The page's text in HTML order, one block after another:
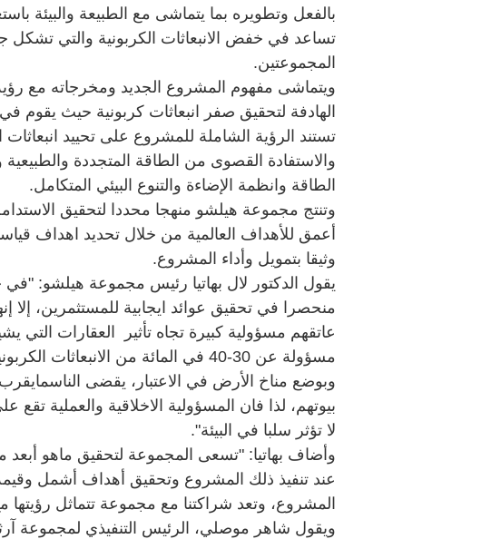
بالفعل وتطويره بما يتماشى مع الطبيعة والبيئة
تساعد في خفض الانبعاثات الكربونية والتي تشكل
المجموعتين.
الهادفة لتحقيق صفر انبعاثات كربونية حيث يقوم
تستند الرؤية الشاملة للمشروع على تحييد انبعاثات
والاستفادة القصوى من الطاقة المتجددة
الطاقة وانظمة الإضاءة والتنوع البيئي المتكامل.
وتنتج مجموعة هيلشو منهجا محددا لتحقيق
أعمق للأهداف العالمية من خلال تحديد اهداف
وثيقا بتمويل وأداء المشروع.
يقول الدكتور لال بهاتيا رئيس مجموعة هيلشو: "في
منحصرا في تحقيق عوائد ايجابية للمستثمرين، إلا
عاتقهم مسؤولية كبيرة تجاه تأثير العقارات التي
مسؤولة عن 30-40 في المائة من
بيوتهم، لذا فان المسؤولية الاخلاقية والعملية
لا تؤثر سلبا في البيئة".
وأضاف بهاتيا: "تسعى المجموعة لتحقيق ماهو أبعد
عند تنفيذ ذلك المشروع وتحقيق أهداف أشمل
المشروع، وتعد شراكتنا مع مجموعة تتماثل رؤيتها
ويقول شاهر موصلي، الرئيس التنفيذي لمجموعة